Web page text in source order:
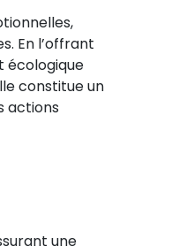
En l’offrant
écologique
constitue un
actions
une